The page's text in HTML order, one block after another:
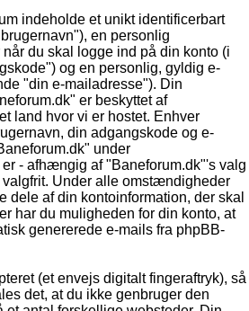
indeholde et unikt identificerbart
en personlig
du skal logge ind på din konto (i
og en personlig, gyldig e-
"din e-mailadresse"). Din
er beskyttet af
land hvor vi er hostet. Enhver
din adgangskode og e-
under
- afhængig af "Baneforum.dk"'s valg
Under alle omstændigheder
dele af din kontoinformation, der skal
har du muligheden for din konto, at
genererede e-mails fra phpBB-
(et envejs digitalt fingeraftryk), så
det, at du ikke genbruger den